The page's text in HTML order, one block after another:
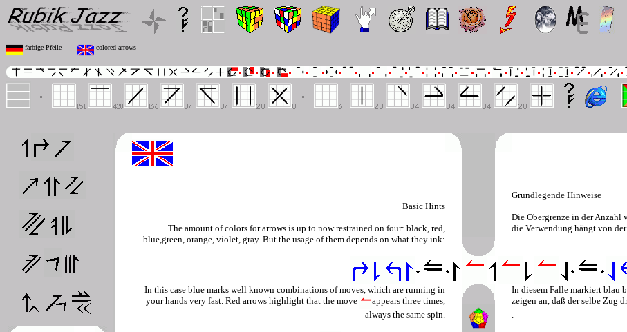
farbige Pfeile colored arrows
Basic Hints
The amount of colors for arrows is up to now restrained on four: black, red,
blue,green, orange, violet, gray. But the usage of them depends on what they ink:
Grundlegende Hinweise
Die Obergrenze in der Anzahl
die Verwendung hängt von
In this case blue marks well known combinations of moves, which are running in
your hands very fast. Red arrows highlight that the move
appears three times,
always the same spin.
In diesem Falle markiert blau
zeigen an, daß der selbe Zug
.